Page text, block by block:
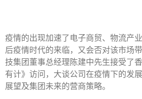
疫情的出现加速了电子商贸、物流产
后疫情时代的来临，又会否对该市场
技集团董事总经理陈建中先生接受了
有计》访问，大谈公司在疫情下的发
展望及集团未来的营商策略。